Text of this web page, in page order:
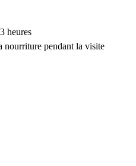
heures
nourriture pendant la visite